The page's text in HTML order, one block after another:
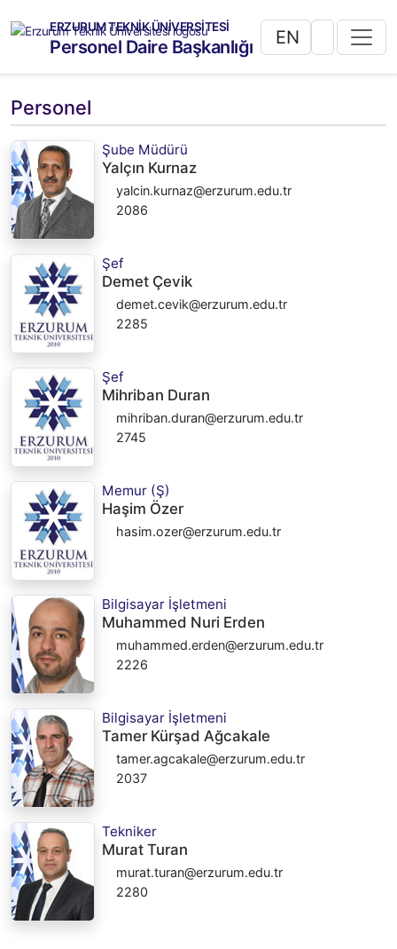
ERZURUM TEKNİK ÜNİVERSİTESİ
Personel Daire Başkanlığı EN
Personel
Şube Müdürü
Yalçın Kurnaz
yalcin.kurnaz@erzurum.edu.tr
2086
Şef
Demet Çevik
demet.cevik@erzurum.edu.tr
2285
Şef
Mihriban Duran
mihriban.duran@erzurum.edu.tr
2745
Memur (Ş)
Haşim Özer
hasim.ozer@erzurum.edu.tr
Bilgisayar İşletmeni
Muhammed Nuri Erden
muhammed.erden@erzurum.edu.tr
2226
Bilgisayar İşletmeni
Tamer Kürşad Ağcakale
tamer.agcakale@erzurum.edu.tr
2037
Tekniker
Murat Turan
murat.turan@erzurum.edu.tr
2280